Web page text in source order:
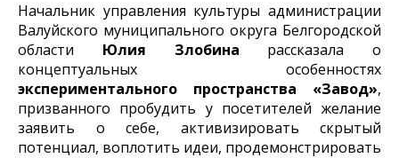
Начальник управления культуры администрации
Валуйского муниципального округа Белгородской
области Юлия Злобина рассказала о
концептуальных особенностях
экспериментального пространства «Завод»,
призванного пробудить у посетителей желание
заявить о себе, активизировать скрытый
потенциал, воплотить идеи, продемонстрировать